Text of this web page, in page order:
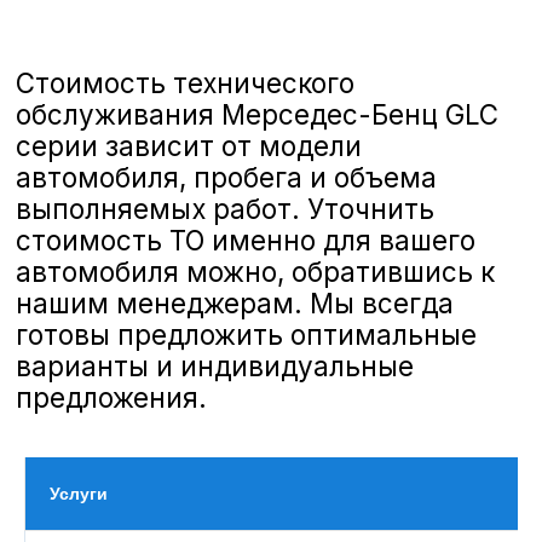
Услуги
Особенности ТО Mercedes-Benz GLC
Mercedes-Benz GLC сочетает в себе
Mercedes-Benz
автомобиль всегда оставался в
отличном состоянии и обеспечивал
безопасность и комфорт на дороге.